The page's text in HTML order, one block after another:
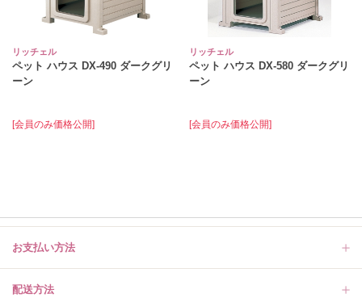
リッチェル
ペット ハウス DX‐490 ダークグリ
ーン
[会員のみ価格公開]
リッチェル
ペット ハウス DX‐580 ダークグリ
ーン
[会員のみ価格公開]
お支払い方法
配送方法